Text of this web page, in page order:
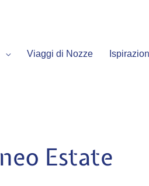
Viaggi di Nozze
Estate